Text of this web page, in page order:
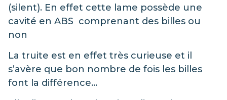
(silent). En effet cette lame possède une
cavité en ABS comprenant des billes ou
non
La truite est en effet très curieuse et il
s’avère que bon nombre de fois les billes
font la différence…